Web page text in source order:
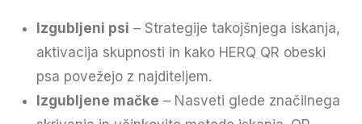
Izgubljeni psi – Strategije takojšnjega iskanja,
aktivacija skupnosti in kako HERQ QR obeski
psa povežejo z najditeljem.
Izgubljene mačke – Nasveti glede značilnega